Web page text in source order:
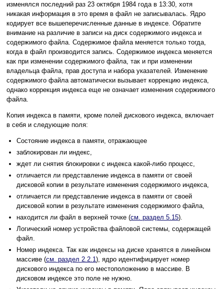
изменялся последний раз 23 октября 1984 года в 13:30, хотя
никакая информация в это время в файл не записывалась. Ядро
кодирует все вышеперечисленные данные в индексе. Обратите
внимание на различие в записи на диск содержимого индекса и
содержимого файла. Содержимое файла меняется только тогда,
когда в файл производится запись. Содержимое индекса меняется
как при изменении содержимого файла, так и при изменении
владельца файла, прав доступа и набора указателей. Изменение
содержимого файла автоматически вызывает коррекцию индекса,
однако коррекция индекса еще не означает изменения содержимого
файла.
Копия индекса в памяти, кроме полей дискового индекса, включает
в себя и следующие поля:
Состояние индекса в памяти, отражающее
заблокирован ли индекс,
ждет ли снятия блокировки с индекса какой-либо процесс,
отличается ли представление индекса в памяти от своей
дисковой копии в результате изменения содержимого индекса,
отличается ли представление индекса в памяти от своей
дисковой копии в результате изменения содержимого файла,
находится ли файл в верхней точке (см. раздел 5.15).
Логический номер устройства файловой системы, содержащей
файл.
Номер индекса. Так как индексы на диске хранятся в линейном
массиве (см. раздел 2.2.1), ядро идентифицирует номер
дискового индекса по его местоположению в массиве. В
дисковом индексе это поле не нужно.